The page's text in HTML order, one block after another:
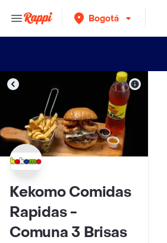
Bogotá
Kekomo Comidas
Rapidas -
Comuna 3 Brisas